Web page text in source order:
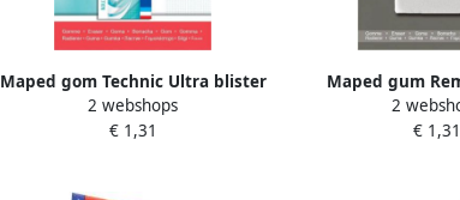
Maped gom Technic Ultra blister
met 1 stuk
2 webshops
€ 1,31
Maped gum
2
€ 1,31